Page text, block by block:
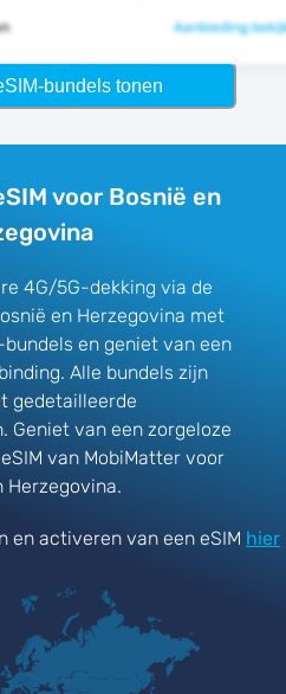
Aanbieding
bundels tonen
voor Bosnië en
4G/5G-dekking via de
en Herzegovina met
en geniet van een
Alle bundels zijn
gedetailleerde
Geniet van een zorgeloze
van MobiMatter voor
Herzegovina.
en activeren van een eSIM hier